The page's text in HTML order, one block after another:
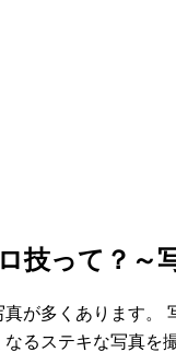
技って？～
が多くあります
るステキな写真を